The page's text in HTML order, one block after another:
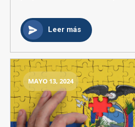
Leer más
MAYO 13, 2024